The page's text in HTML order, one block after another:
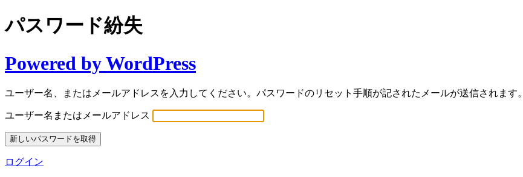
パスワード紛失
Powered by WordPress
ユーザー名、またはメールアドレスを入力してください。パスワードのリセット手順が記されたメールが送信されます。
ユーザー名またはメールアドレス
ログイン